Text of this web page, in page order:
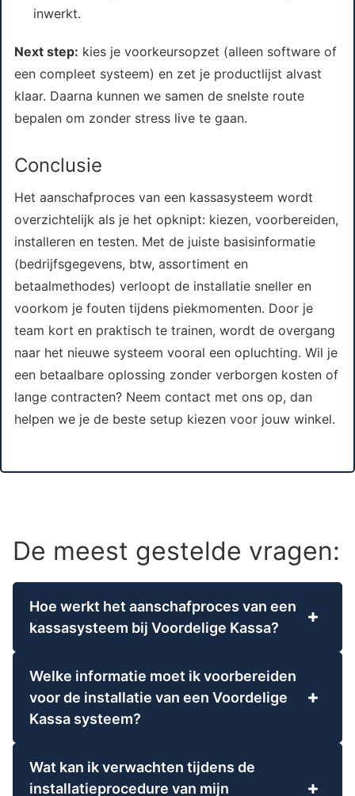
inwerkt.
Next step: kies je voorkeursopzet (alleen software of
een compleet systeem) en zet je productlijst alvast
klaar. Daarna kunnen we samen de snelste route
bepalen om zonder stress live te gaan.
Conclusie
Het aanschafproces van een kassasysteem wordt
overzichtelijk als je het opknipt: kiezen, voorbereiden,
installeren en testen. Met de juiste basisinformatie
(bedrijfsgegevens, btw, assortiment en
betaalmethodes) verloopt de installatie sneller en
voorkom je fouten tijdens piekmomenten. Door je
team kort en praktisch te trainen, wordt de overgang
naar het nieuwe systeem vooral een opluchting. Wil je
een betaalbare oplossing zonder verborgen kosten of
lange contracten? Neem contact met ons op, dan
helpen we je de beste setup kiezen voor jouw winkel.
De meest gestelde vragen:
Hoe werkt het aanschafproces van een
kassasysteem bij Voordelige Kassa?
aanschafproces van een kassasysteem in drie
duidelijke fases: kiezen en bestellen,
voorbereiden, en installeren en opleveren. Na je
inventarisatie en samenstelling van de gewenste
software, plannen we de levering of download.
Daarna volg je een voorbereiding, waarin je
Welke informatie moet ik voorbereiden
voor de installatie van een Voordelige
Kassa systeem?
Kassa systeem is het handig om vooraf enkele
gegevens klaar te leggen. Dit omvat je
Wat kan ik verwachten tijdens de
installatieprocedure van mijn